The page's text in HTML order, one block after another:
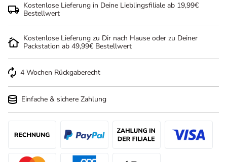
Kostenlose Lieferung in Deine Lieblingsfiliale ab 19,99€
Bestellwert
Kostenlose Lieferung zu Dir nach Hause oder zu Deiner
Packstation ab 49,99€ Bestellwert
4 Wochen Rückgaberecht
Einfache & sichere Zahlung